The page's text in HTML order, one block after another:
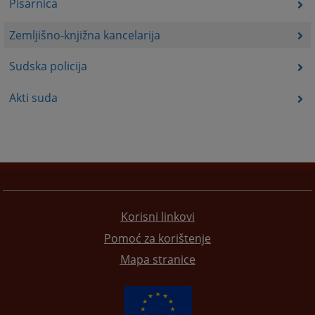
Pisarnica
Zemljišno-knjižna kancelarija
Sudska policija
Akti suda
Korisni linkovi
Pomoć za korištenje
Mapa stranice